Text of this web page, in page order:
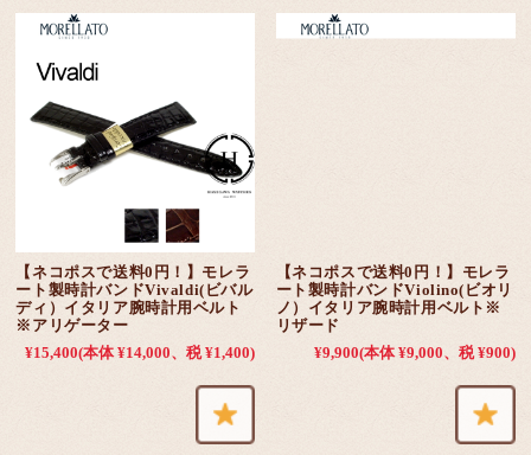
【ネコポスで送料0円！】モレラ
ート製時計バンドVivaldi(ビバル
ディ）イタリア腕時計用ベルト
※アリゲーター
¥15,400(本体 ¥14,000、税 ¥1,400)
【ネコポスで送料0円！】モレラ
ート製時計バンドViolino(ビオリ
ノ）イタリア腕時計用ベルト※
リザード
¥9,900(本体 ¥9,000、税 ¥900)